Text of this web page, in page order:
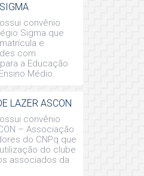
convênio
Sigma que
e
com
a Educação
Médio.
LAZER ASCON
convênio
– Associação
do CNPq que
do clube
associados da